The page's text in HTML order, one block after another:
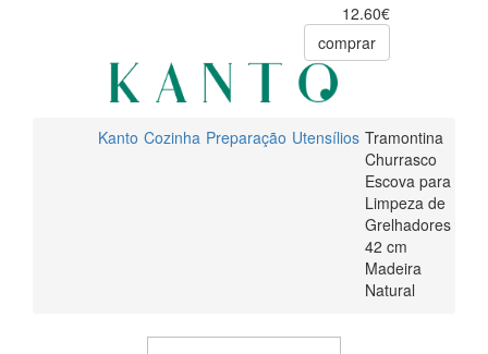
12.60€
comprar
Kanto Cozinha Preparação Utensílios Tramontina
Churrasco
Escova para
Limpeza de
Grelhadores
42 cm
Madeira
Natural